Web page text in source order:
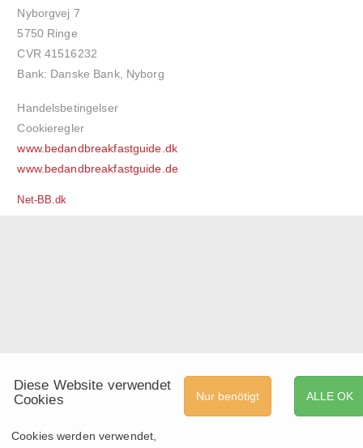
Nyborgvej 7
5750 Ringe
CVR 41516232
Bank: Danske Bank, Nyborg
Handelsbetingelser
Cookieregler
www.bedandbreakfastguide.dk
www.bedandbreakfastguide.de
Net-BB.dk
ALLE OK
Nur benötigt
Diese Website verwendet
Cookies
Cookies werden verwendet,